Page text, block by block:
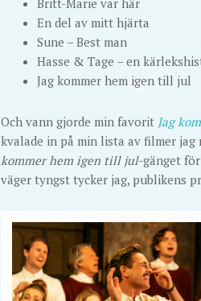
Britt-Marie var här
En del av mitt hjärta
Sune – Best man
Hasse & Tage – en
Jag kommer hem igen till jul
Och vann gjorde min favorit Jag
kvalade in på min lista av filmer
kommer hem igen till jul-gänget
väger tyngst tycker jag, publikens